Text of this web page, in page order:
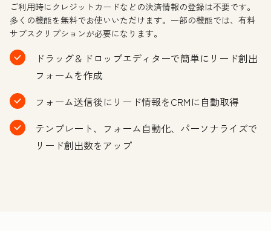
ご利用時にクレジットカードなどの決済情報の登録は不要です。
多くの機能を無料でお使いいただけます。一部の機能では、有料
サブスクリプションが必要になります。
ドラッグ＆ドロップエディターで簡単にリード創出
フォームを作成
フォーム送信後にリード情報をCRMに自動取得
テンプレート、フォーム自動化、パーソナライズで
リード創出数をアップ